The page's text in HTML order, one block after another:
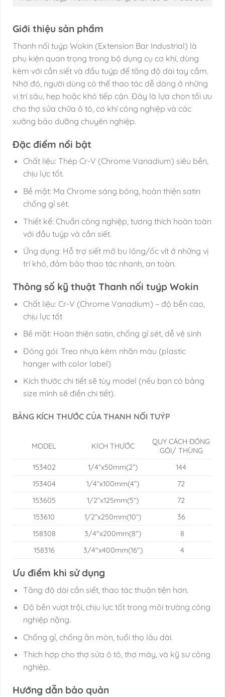
Giới thiệu sản phẩm
Thanh nối tuýp Wokin (Extension Bar Industrial) là
phụ kiện quan trọng trong bộ dụng cụ cơ khí, dùng
kèm với cần siết và đầu tuýp để tăng độ dài tay cầm.
Nhờ đó, người dùng có thể thao tác dễ dàng ở những
vị trí sâu, hẹp hoặc khó tiếp cận. Đây là lựa chọn tối ưu
cho thợ sửa chữa ô tô, cơ khí công nghiệp và các
xưởng bảo dưỡng chuyên nghiệp.
Đặc điểm nổi bật
Chất liệu: Thép Cr-V (Chrome Vanadium) siêu bền,
chịu lực tốt.
Bề mặt: Mạ Chrome sáng bóng, hoàn thiện satin
chống gỉ sét.
Thiết kế: Chuẩn công nghiệp, tương thích hoàn toàn
với đầu tuýp và cần siết.
Ứng dụng: Hỗ trợ siết mở bu lông/ốc vít ở những vị
trí khó, đảm bảo thao tác nhanh, an toàn.
Thông số kỹ thuật Thanh nối tuýp Wokin
Chất liệu: Cr-V (Chrome Vanadium) – độ bền cao,
chịu lực tốt
Bề mặt: Hoàn thiện satin, chống gỉ sét, dễ vệ sinh
Đóng gói: Treo nhựa kèm nhãn màu (plastic
hanger with color label)
Kích thước chi tiết sẽ tùy model (nếu bạn có bảng
size mình sẽ điền chi tiết).
BẢNG KÍCH THƯỚC CỦA THANH NỐI TUÝP
MODEL KÍCH THƯỚC
QUY CÁCH ĐÓNG
GÓI/ THÙNG
153402
1/4“x50mm(2”)
144
153404
1/4“x100mm(4”)
72
153605
1/2”x125mm(5“)
72
153610
1/2”x250mm(10“)
36
158308
3/4″x200mm(8″)
8
158316
3/4″x400mm(16″) 4
Ưu điểm khi sử dụng
Tăng độ dài cần siết, thao tác thuận tiện hơn.
Độ bền vượt trội, chịu lực tốt trong môi trường công
nghiệp nặng.
Chống gỉ, chống ăn mòn, tuổi thọ lâu dài.
Thích hợp cho thợ sửa ô tô, thợ máy, và kỹ sư công
nghiệp.
Hướng dẫn bảo quản